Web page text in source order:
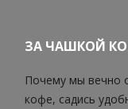
ЗА ЧАШКОЙ
Почему мы вечно
кофе, садись